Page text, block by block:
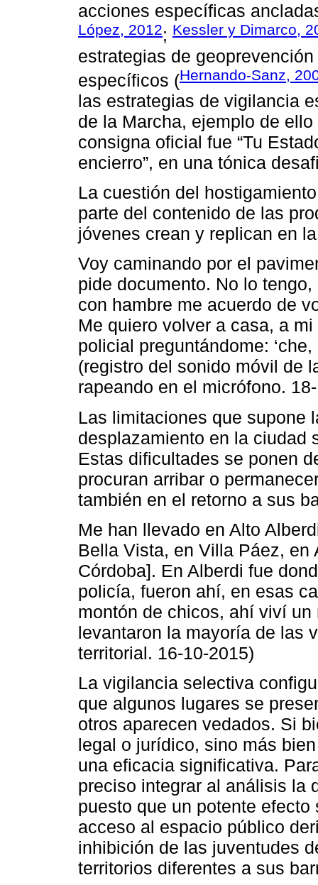
acciones específicas
López, 2012; Kessler y Dimarco,
estrategias de
específicos (Hernando-Sanz,
las estrategias de vigilancia
de la Marcha, ejemplo de
consigna oficial fue “Tu
encierro”, en una tónica
La cuestión del
parte del contenido de las
jóvenes crean y replican en
Voy caminando por el
pide documento. No lo
con hambre me acuerdo de
Me quiero volver a casa, a
policial preguntándome:
(registro del sonido móvil de
rapeando en el micrófono.
Las limitaciones que supone
desplazamiento en la ciudad
Estas dificultades se ponen
procuran arribar o
también en el retorno a sus
Me han llevado en Alto
Bella Vista, en Villa Páez,
Córdoba]. En Alberdi fue
policía, fueron ahí, en esas
montón de chicos, ahí viví
levantaron la mayoría de las
territorial. 16-10-2015)
La vigilancia selectiva
que algunos lugares se
otros aparecen vedados. Si
legal o jurídico, sino más
una eficacia significativa.
preciso integrar al análisis la
puesto que un potente
acceso al espacio público
inhibición de las juventudes
territorios diferentes a sus